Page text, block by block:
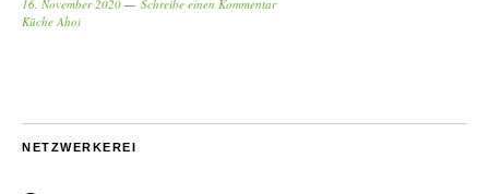
16. November 2020
Schreibe einen Kommentar
Küche Ahoi
NETZWERKEREI